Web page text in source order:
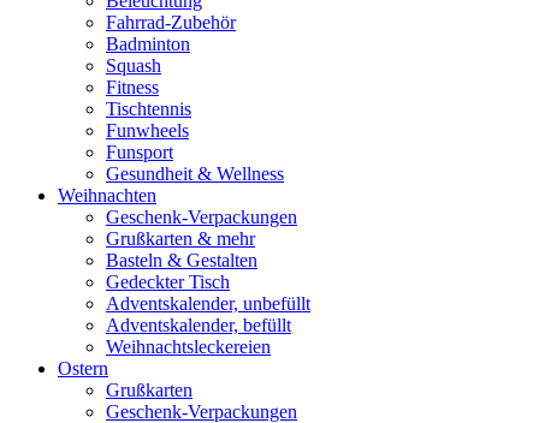
Fahrrad-Zubehör
Badminton
Squash
Fitness
Tischtennis
Funwheels
Funsport
Gesundheit & Wellness
Weihnachten
Geschenk-Verpackungen
Grußkarten & mehr
Basteln & Gestalten
Gedeckter Tisch
Adventskalender, unbefüllt
Adventskalender, befüllt
Weihnachtsleckereien
Ostern
Grußkarten
Geschenk-Verpackungen